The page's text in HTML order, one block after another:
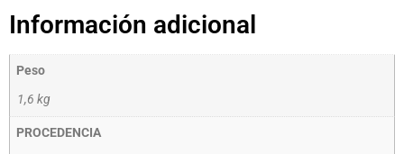
Información adicional
Peso
1,6 kg
PROCEDENCIA